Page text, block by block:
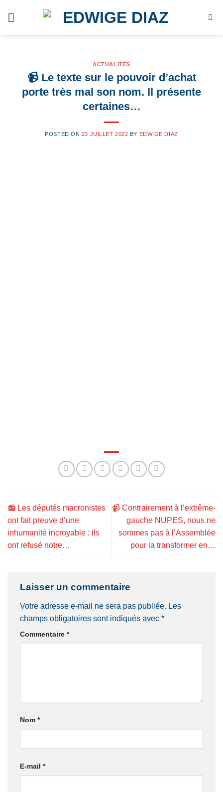
ACTUALITÉS
📹 Le texte sur le pouvoir d’achat
porte très mal son nom. Il présente
certaines…
POSTED ON 23 JUILLET 2022 BY EDWIGE DIAZ
📻 Les députés macronistes
ont fait preuve d’une
inhumanité incroyable : ils
ont refusé notre…
📹 Contrairement à l’extrême-
gauche NUPES, nous ne
sommes pas à l’Assemblée
pour la transformer en…
Laisser un commentaire
Votre adresse e-mail ne sera pas publiée. Les
champs obligatoires sont indiqués avec *
Commentaire *
Nom *
E-mail *